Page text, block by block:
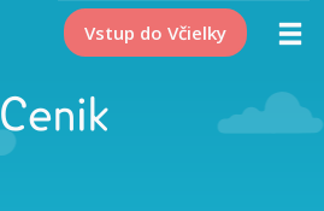
Vstup do Včielky
Cenik